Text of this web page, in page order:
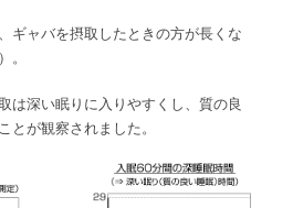
ギャバを摂取したときの方が長くな
。
は深い眠りに入りやすくし、質の良
とが観察されました。